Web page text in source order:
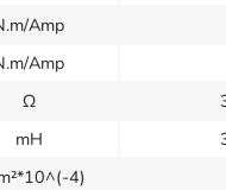
Amp
Amp
Ω
mH
4)